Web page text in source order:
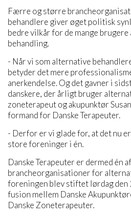
Færre og større
behandlere giver øget politisk
bedre vilkår for de mange
behandling.
- Når vi som alternative
betyder det mere
anerkendelse. Og det gavner i
danskere, der årligt bruger
zoneterapeut og akupunktør
formand for Danske Terapeuter.
- Derfor er vi glade for, at det nu
store foreninger i én.
Danske Terapeuter er dermed én
brancheorganisationer for
foreningen blev stiftet lørdag den
fusion mellem Danske
Danske Zoneterapeuter.